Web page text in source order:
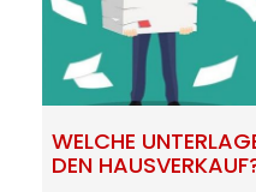
WELCHE
DEN